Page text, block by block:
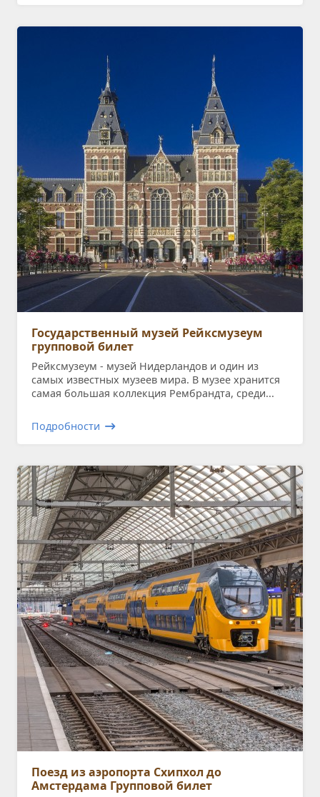
Государственный музей Рейксмузеум
групповой билет
Рейксмузеум - музей Нидерландов и один из
самых известных музеев мира. В музее хранится
самая большая коллекция Рембрандта, среди...
Подробности
Поезд из аэропорта Схипхол до
Амстердама Групповой билет